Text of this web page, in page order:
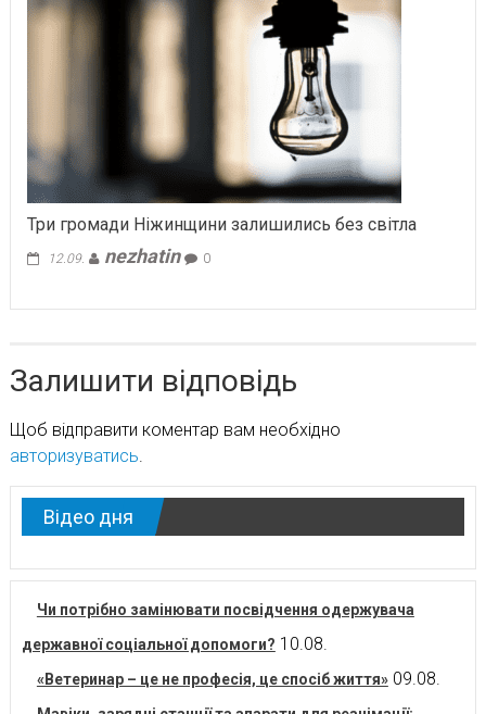
Три громади Ніжинщини залишились без світла
12.09. nezhatin 0
Залишити відповідь
Щоб відправити коментар вам необхідно
авторизуватись.
Відео дня
Чи потрібно замінювати посвідчення одержувача
державної соціальної допомоги? 10.08.
«Ветеринар – це не професія, це спосіб життя» 09.08.